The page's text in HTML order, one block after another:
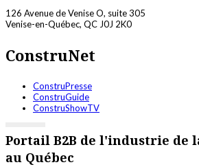
126 Avenue de Venise O, suite 305
Venise-en-Québec, QC J0J 2K0
ConstruNet
ConstruPresse
ConstruGuide
ConstruShowTV
Portail B2B de l'industrie de
au Québec